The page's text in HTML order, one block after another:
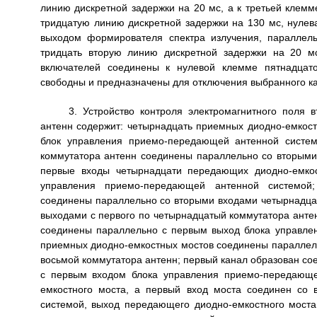
3. Устройство контроля электромагнитного поля вторичных излучателей по п.2, отличающееся тем, что коммутатор антенн содержит: четырнадцать приемных диодно-емкостных мостов, четырнадцать передающих диодно-емкостных мостов и блок управления приемо-передающей антенной системой, при этом четырнадцать входов с первого по четырнадцатый коммутатора антенн соединены параллельно со вторыми входами четырнадцати передающих диодно-емкостных мостов, а с первые входы четырнадцати передающих диодно-емкостных мостов параллельно соединены со вторым выходом блока управления приемо-передающей антенной системой; выходы четырнадцати передающих диодно-емкостных мостов соединены параллельно со вторыми входами четырнадцати приемных диодно-емкостных мостов и с четырнадцатью входами-выходами с первого по четырнадцатый коммутатора антенн; первые входы четырнадцати приемных диодно-емкостных мостов соединены параллельно с первым выход блока управления приемо-передающей антенной системой; выходы четырнадцати приемных диодно-емкостных мостов соединены параллельно с четырнадцатью выходами начиная с пятнадцатого по двадцать восьмой коммутатора антенн; первый канал образован соединением - первый вход коммутатора антенн соединен параллельно с первым входом блока управления приемо-передающей антенной системой и со вторым входом передающего диодно-емкостного моста, а первый вход моста соединен со вторым выходом блока управления приемо-передающей антенной системой, выход передающего диодно-емкостного моста первого канала соединен параллельно с первым входом-выходом коммутатора антенн, а через второй вход приемного диодно-емкостного моста с пятнадцатым выходом коммутатора антенн, первый вход этого приемного диодно-емкостных моста соединен с первым выходом блока управления приемо-передающей антенной системой; второй канал - второй вход коммутатора антенн соединен параллельно со вторым входом блока управления приемо-передающей антенной системой и со вторым входом передающего диодно-емкостного моста, а первый вход передающего моста соединен со вторым выходом блока управления приемо-передающей антенной системой, выход этого передающего моста соединен параллельно со вторым входом-выходом коммутатора антенн, а через второй вход приемного диодно-емкостного моста с шестнадцатым выходом коммутатора антенн, первый вход этого приемного моста соединен с первым выходом блока управления приемо-передающей антенной системой; третий канал - третий вход коммутатора антенн соединен параллельно с третьим входом блока управления приемо-передающей антенной системой и со вторым входом передающего диодно-емкостного моста, а первый вход этого передающего моста соединен со вторым выходом блока управления приемо-передающей антенной системой, выход передающего моста соединен параллельно с третьим входом-выходом коммутатора антенн, а через второй вход приемного диодно-емкостного моста с семнадцатым выходом коммутатора антенн, первый вход приемного моста соединен с первым выходом блока управления приемо-передающей антенной системой; четвертый канал - четвертый вход коммутатора антенн соединен параллельно с четвертым входом блока управления приемо-передающей антенной системой и со вторым входом передающего диодно-емкостного моста, а первый вход этого передающего моста соединен со вторым выходом блока управления приемо-передающей антенной системой, выход передающего моста соединен параллельно с четвертым входом-выходом коммутатора антенн, а через второй вход приемного диодно-емкостного моста с восемнадцатым выходом коммутатора антенн, первый вход этого приемного моста соединен с первым выходом блока управления приемо-передающей антенной системой; пятый канал - пятый вход коммутатора антенн соединен параллельно с пятым входом блока управления приемо-передающей антенной системой и со вторым входом передающего диодно-емкостного моста, а первый вход этого передающего моста соединен со вторым выходом блока управления приемо-передающей антенной системой, выход передающего моста соединен параллельно с пятым входом-выходом коммутатора антенн, а через второй